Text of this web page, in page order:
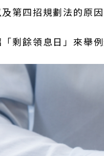
第四招規劃法的原
剩餘領息日」來舉例